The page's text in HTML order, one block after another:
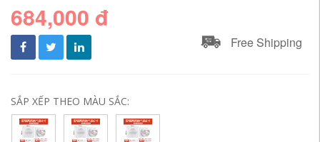
684,000 đ
Free Shipping
SẮP XẾP THEO MÀU SẮC: